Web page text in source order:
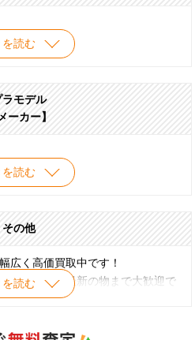
を読む
ラモデル
ーカー】
を読む
その他
を読む
広く高価買取中です！
昭和当時～最新の物まで大歓迎で